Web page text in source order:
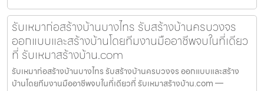
รับเหมาก่อสร้างบ้านบางไทร รับสร้างบ้านครบวงจร
ออกแบบและสร้างบ้านโดยทีมงานมืออาชีพจบในที่เดียว
ที่ รับเหมาสร้างบ้าน.com
รับเหมาก่อสร้างบ้านบางไทร รับสร้างบ้านครบวงจร ออกแบบและสร้าง
บ้านโดยทีมงานมืออาชีพจบในที่เดียวที่ รับเหมาสร้างบ้าน.com —